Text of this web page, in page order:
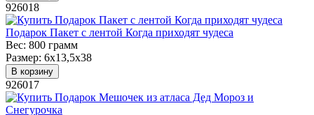
926018
Подарок Пакет с лентой Когда приходят чудеса
Вес: 800 грамм
Размер: 6х13,5х38
В корзину
926017